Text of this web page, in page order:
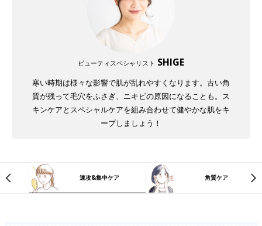
ビューティスペシャリスト SHIGE
寒い時期は様々な影響で肌が乱れやすくなります。古い角
質が残って毛穴をふさぎ、ニキビの原因になることも。ス
キンケアとスペシャルケアを組み合わせて健やかな肌をキ
ープしましょう！
速攻&集中ケア 角質ケア